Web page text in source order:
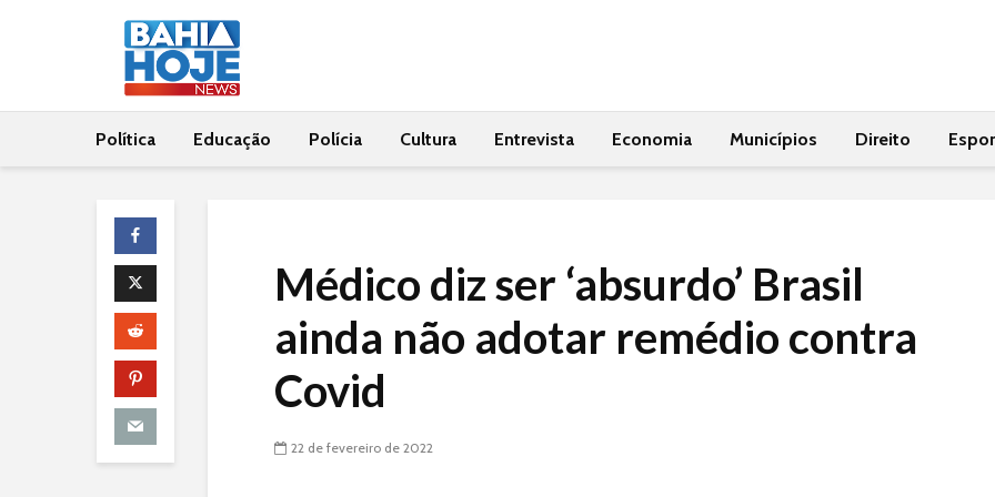
Política Educação Polícia Cultura Entrevista Economia Municípios Direito
Médico diz ser ‘absurdo’ Brasil
ainda não adotar remédio contra
Covid
22 de fevereiro de 2022